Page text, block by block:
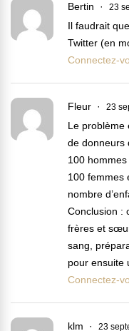
Bertin 23
Il faudrait
Twitter (en
Connectez-
Fleur 23
Le problème
de donneurs
100
100 femmes
nombre
Conclusion :
frères et
sang,
pour ensuite
Connectez-
klm 23